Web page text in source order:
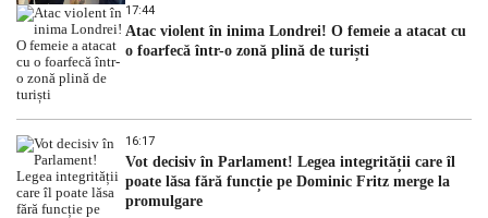
17:44
Atac violent în inima Londrei! O femeie a atacat cu
o foarfecă într-o zonă plină de turiști
16:17
Vot decisiv în Parlament! Legea integrității care îl
poate lăsa fără funcție pe Dominic Fritz merge la
promulgare